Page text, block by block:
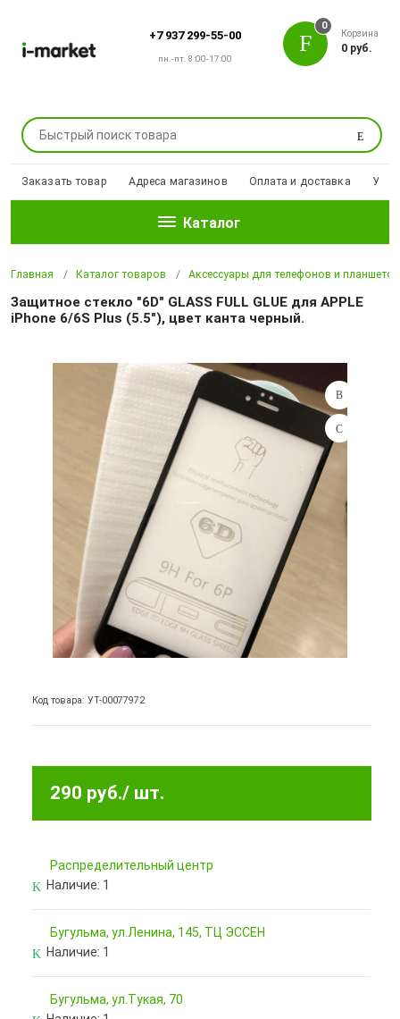
+7 937 299-55-00
пн.-пт. 8:00-17:00
Поиск
0
Корзина
0 руб.
Заказать товар Адреса магазинов Оплата и доставка
Каталог
Главная Каталог товаров Аксессуары для телефонов и планшетов
Защитное стекло "6D" GLASS FULL GLUE для APPLE
iPhone 6/6S Plus (5.5"), цвет канта черный.
Код товара: УТ-00077972
290 руб./ шт.
Pаспределительный центр
Наличие: 1
Бугульма, ул.Ленина, 145, ТЦ ЭССЕН
Наличие: 1
Бугульма, ул.Тукая, 70